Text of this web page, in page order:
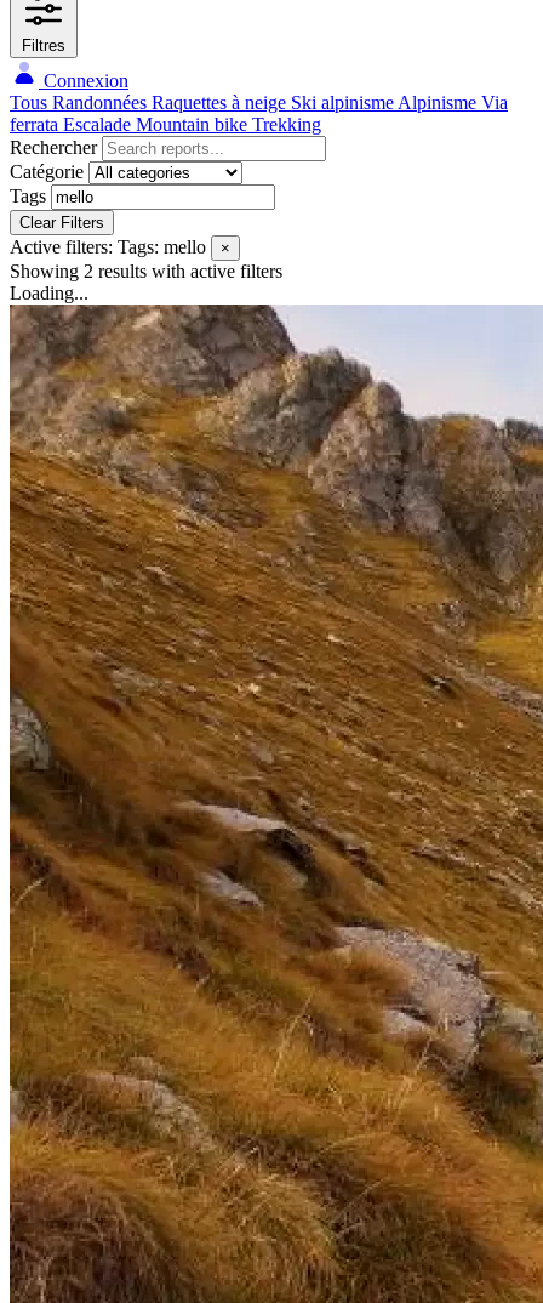
Filtres
Connexion
Tous Randonnées Raquettes à neige Ski alpinisme Alpinisme Via
ferrata Escalade Mountain bike Trekking
Rechercher
Catégorie
Tags
Clear Filters
Active filters: Tags: mello ×
Showing 2 results with active filters
Loading...